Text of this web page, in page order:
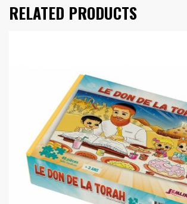
RELATED PRODUCTS